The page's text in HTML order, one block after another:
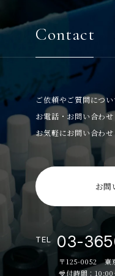
Contact
ご依頼やご質問につい
お電話・お問い合わせ
お気軽にお問い合わせ
お問
TEL 03-
〒125-0052 東
受付時間：